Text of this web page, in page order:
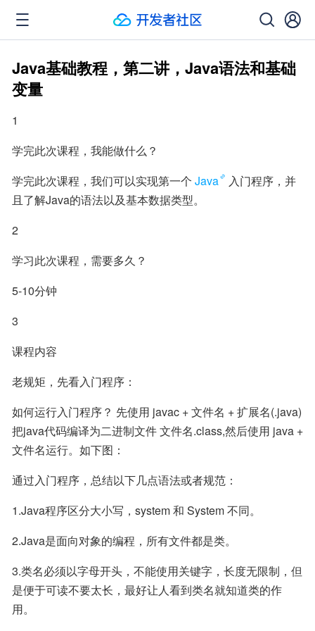
Java基础教程，第二讲，Java语法和基础
变量
1
学完此次课程，我能做什么？
学完此次课程，我们可以实现第一个 Java
入门程序，并
且了解Java的语法以及基本数据类型。
2
学习此次课程，需要多久？
5-10分钟
3
课程内容
老规矩，先看入门程序：
如何运行入门程序？ 先使用 javac + 文件名 + 扩展名(.java)
把java代码编译为二进制文件 文件名.class,然后使用 java +
文件名运行。如下图：
通过入门程序，总结以下几点语法或者规范：
1.Java程序区分大小写，system 和 System 不同。
2.Java是面向对象的编程，所有文件都是类。
3.类名必须以字母开头，不能使用关键字，长度无限制，但
是便于可读不要太长，最好让人看到类名就知道类的作
用。